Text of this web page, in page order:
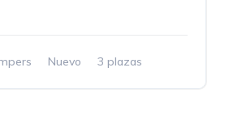
Nuevo
3 plazas